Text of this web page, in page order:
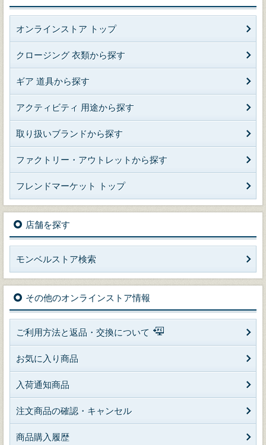
オンラインストア トップ
クロージング 衣類から探す
ギア 道具から探す
アクティビティ 用途から探す
取り扱いブランドから探す
ファクトリー・アウトレットから探す
フレンドマーケット トップ
店舗を探す
モンベルストア検索
その他のオンラインストア情報
ご利用方法と返品・交換について
お気に入り商品
入荷通知商品
注文商品の確認・キャンセル
商品購入履歴